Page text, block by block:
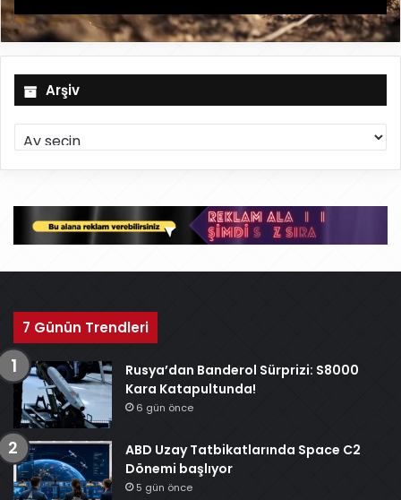
Arşiv
r
ş
v
7 Günün Trendleri
Rusya’dan Banderol Sürprizi: S8000
Kara Katapultunda!
6 gün önce
ABD Uzay Tatbikatlarında Space C2
Dönemi başlıyor
5 gün önce